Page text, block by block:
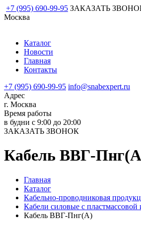
+7 (995) 690-99-95 ЗАКАЗАТЬ
Москва
Каталог
Новости
Главная
Контакты
+7 (995) 690-99-95 info@snabexpert.ru
Адрес
г. Москва
Время работы
в будни с 9:00 до 20:00
ЗАКАЗАТЬ ЗВОНОК
Кабель ВВГ-
Главная
Каталог
Кабельно-проводниковая
Кабели силовые с пластмассовой
Кабель ВВГ-Пнг(А)